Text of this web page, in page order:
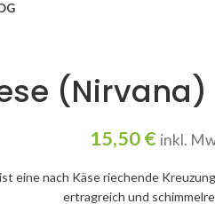
15,50€ inkl.
eine nach Käse riechende
ertragreich und